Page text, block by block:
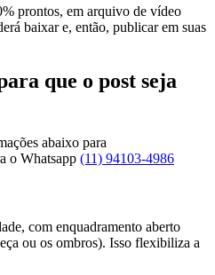
prontos, em arquivo de vídeo
baixar e, então, publicar em suas
que o post seja
abaixo para
o Whatsapp (11) 94103-4986
com enquadramento aberto
ou os ombros). Isso flexibiliza a